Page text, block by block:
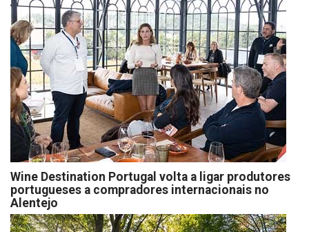
Wine Destination Portugal volta a ligar produtores
portugueses a compradores internacionais no
Alentejo